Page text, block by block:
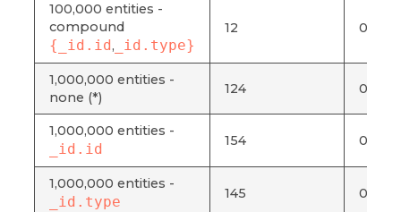
100,000 entities -
compound
{_id.id, _id.type}
12 0.062
1,000,000 entities -
none (*)
124 0.077
1,000,000 entities -
_id.id 154 0.076
1,000,000 entities -
_id.type 145 0.073